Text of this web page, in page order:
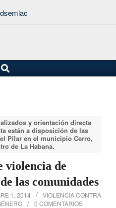
Buscar
y orientación directa
están a disposición de las
Pilar en el municipio Cerro,
de La Habana.
violencia de
las comunidades
1, 2014
VIOLENCIA CONTRA
0 COMENTARIOS